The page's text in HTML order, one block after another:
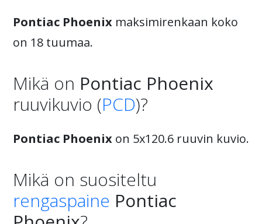
Pontiac Phoenix maksimirenkaan koko
on 18 tuumaa.
Mikä on Pontiac Phoenix
ruuvikuvio (PCD)?
Pontiac Phoenix on 5x120.6 ruuvin kuvio.
Mikä on suositeltu
rengaspaine Pontiac